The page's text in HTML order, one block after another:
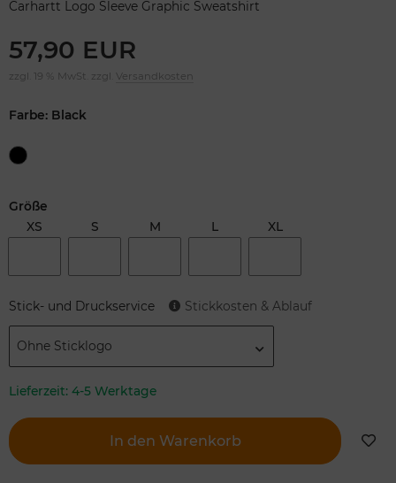
Carhartt Logo Sleeve Graphic Sweatshirt
57,90 EUR
zzgl. 19 % MwSt. zzgl. Versandkosten
Farbe: Black
Größe
XS
S M L XL
Stick- und Druckservice Stickkosten & Ablauf
Ohne Sticklogo
Lieferzeit: 4-5 Werktage
In den Warenkorb